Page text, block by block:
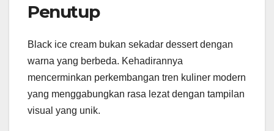
Penutup
Black ice cream bukan sekadar dessert dengan
warna yang berbeda. Kehadirannya
mencerminkan perkembangan tren kuliner modern
yang menggabungkan rasa lezat dengan tampilan
visual yang unik.